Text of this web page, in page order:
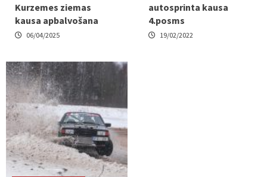
Kurzemes ziemas
kausa apbalvošana
06/04/2025
autosprinta kausa
4.posms
19/02/2022